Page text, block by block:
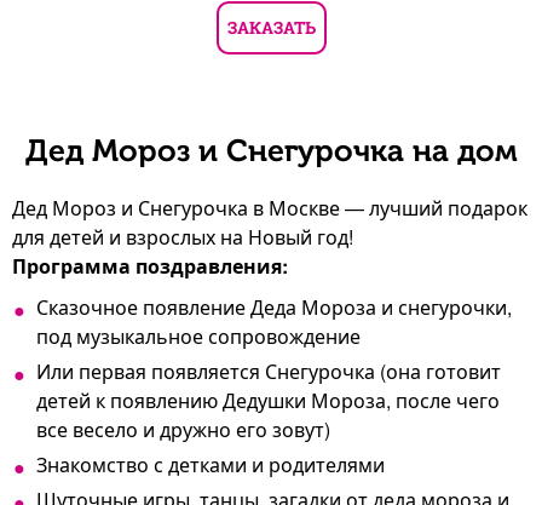
ЗАКАЗАТЬ
Дед Мороз и Снегурочка на дом
Дед Мороз и Снегурочка в Москве — лучший подарок
для детей и взрослых на Новый год!
Программа поздравления:
Сказочное появление Деда Мороза и снегурочки,
под музыкальное сопровождение
Или первая появляется Снегурочка (она готовит
детей к появлению Дедушки Мороза, после чего
все весело и дружно его зовут)
Знакомство с детками и родителями
Шуточные игры, танцы, загадки от деда мороза и